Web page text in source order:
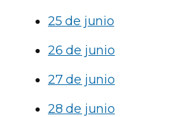
25 de junio
26 de junio
27 de junio
28 de junio